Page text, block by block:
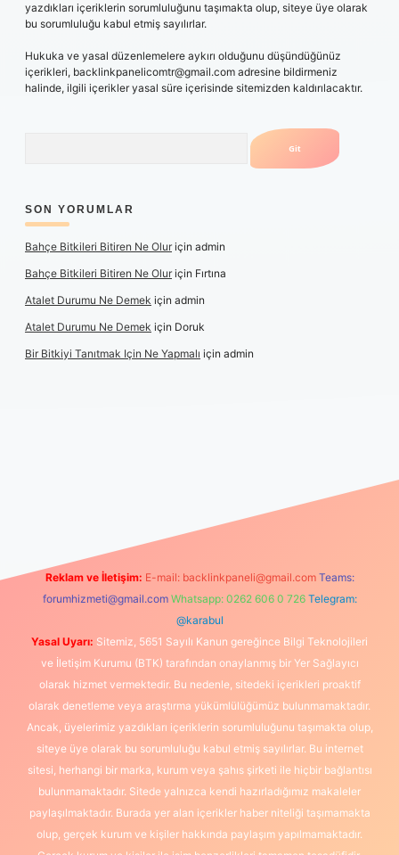
yazdıkları içeriklerin sorumluluğunu taşımakta olup, siteye üye olarak
bu sorumluluğu kabul etmiş sayılırlar.
Hukuka ve yasal düzenlemelere aykırı olduğunu düşündüğünüz
içerikleri, backlinkpanelicomtr@gmail.com adresine bildirmeniz
halinde, ilgili içerikler yasal süre içerisinde sitemizden kaldırılacaktır.
SON YORUMLAR
Bahçe Bitkileri Bitiren Ne Oluriçin admin
Bahçe Bitkileri Bitiren Ne Oluriçin Fırtına
Atalet Durumu Ne Demek için admin
Atalet Durumu Ne Demek için Doruk
Bir Bitkiyi Tanıtmak Için Ne Yapmalı için admin
Reklam ve İletişim: E-mail: backlinkpaneli@gmail.com Teams:
forumhizmeti@gmail.com Whatsapp: 0262 606 0 726 Telegram:
@karabul
Yasal Uyarı: Sitemiz, 5651 Sayılı Kanun gereğince Bilgi Teknolojileri
ve İletişim Kurumu (BTK) tarafından onaylanmış bir Yer Sağlayıcı
olarak hizmet vermektedir. Bu nedenle, sitedeki içerikleri proaktif
olarak denetleme veya araştırma yükümlülüğümüz bulunmamaktadır.
Ancak, üyelerimiz yazdıkları içeriklerin sorumluluğunu taşımakta olup,
siteye üye olarak bu sorumluluğu kabul etmiş sayılırlar. Bu internet
sitesi, herhangi bir marka, kurum veya şahıs şirketi ile hiçbir bağlantısı
bulunmamaktadır. Sitede yalnızca kendi hazırladığımız makaleler
paylaşılmaktadır. Burada yer alan içerikler haber niteliği taşımamakta
olup, gerçek kurum ve kişiler hakkında paylaşım yapılmamaktadır.